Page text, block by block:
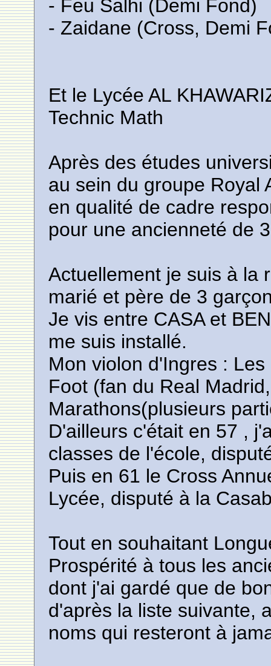
- Feu Salhi (Demi Fond)
- Zaidane (Cross, Demi
Et le Lycée AL
Technic Math
Après des études
au sein du groupe Royal
en qualité de cadre
pour une ancienneté de
Actuellement je suis à la
marié et père de 3
Je vis entre CASA et
me suis installé.
Mon violon d'Ingres :
Foot (fan du Real
Marathons(plusieurs
D'ailleurs c'était en 57 ,
classes de l'école,
Puis en 61 le Cross
Lycée, disputé à la
Tout en souhaitant
Prospérité à tous les
dont j'ai gardé que de
d'après la liste suivante,
noms qui resteront à